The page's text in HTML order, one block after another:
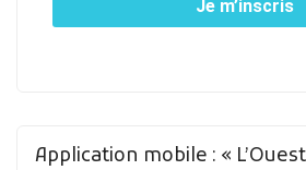
Je m’inscris
Application mobile : «